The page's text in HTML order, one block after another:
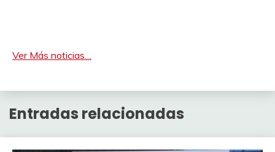
Ver Más noticias…
Entradas relacionadas